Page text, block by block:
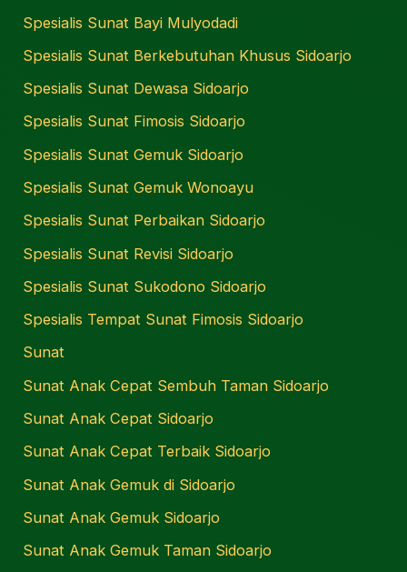
Spesialis Sunat Bayi Mulyodadi
Spesialis Sunat Berkebutuhan Khusus Sidoarjo
Spesialis Sunat Dewasa Sidoarjo
Spesialis Sunat Fimosis Sidoarjo
Spesialis Sunat Gemuk Sidoarjo
Spesialis Sunat Gemuk Wonoayu
Spesialis Sunat Perbaikan Sidoarjo
Spesialis Sunat Revisi Sidoarjo
Spesialis Sunat Sukodono Sidoarjo
Spesialis Tempat Sunat Fimosis Sidoarjo
Sunat
Sunat Anak Cepat Sembuh Taman Sidoarjo
Sunat Anak Cepat Sidoarjo
Sunat Anak Cepat Terbaik Sidoarjo
Sunat Anak Gemuk di Sidoarjo
Sunat Anak Gemuk Sidoarjo
Sunat Anak Gemuk Taman Sidoarjo